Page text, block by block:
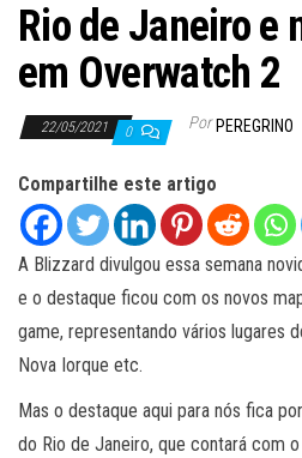
Rio de Janeiro e
em Overwatch 2
22/05/2021 0 Por PEREGRINO
Compartilhe este artigo
A Blizzard divulgou essa semana
e o destaque ficou com os novos
game, representando vários lugares
Nova Iorque etc.
Mas o destaque aqui para nós fica
do Rio de Janeiro, que contará com